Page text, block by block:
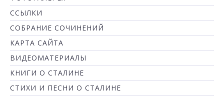
ССЫЛКИ
СОБРАНИЕ СОЧИНЕНИЙ
КАРТА САЙТА
ВИДЕОМАТЕРИАЛЫ
КНИГИ О СТАЛИНЕ
СТИХИ И ПЕСНИ О СТАЛИНЕ